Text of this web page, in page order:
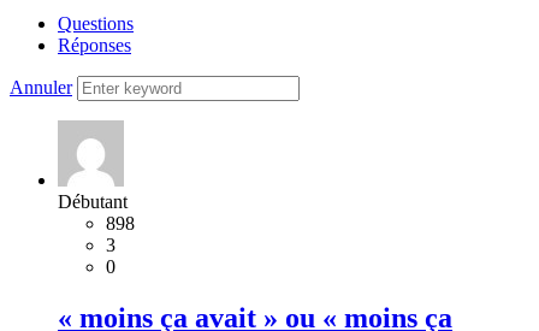
Questions
Réponses
Annuler
Débutant
898
3
0
« moins ça avait » ou « moins ça